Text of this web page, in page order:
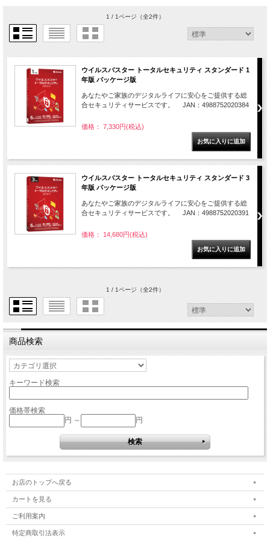
1 / 1ページ（全2件）
ウイルスバスター トータルセキュリティ スタンダード 1
年版 パッケージ版
あなたやご家族のデジタルライフに安心をご提供する総
合セキュリティサービスです。 JAN：4988752020384
価格： 7,330円(税込)
ウイルスバスター トータルセキュリティ スタンダード 3
年版 パッケージ版
あなたやご家族のデジタルライフに安心をご提供する総
合セキュリティサービスです。 JAN：4988752020391
価格： 14,680円(税込)
1 / 1ページ（全2件）
商品検索
キーワード検索
価格帯検索
円 ～
円
お店のトップへ戻る
カートを見る
ご利用案内
特定商取引法表示